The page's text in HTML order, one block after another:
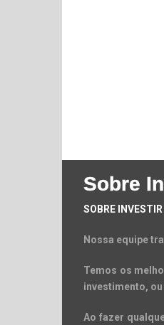
Sobre
SOBRE INVESTIR
Nossa equipe
Temos os
investimento,
Ao fazer